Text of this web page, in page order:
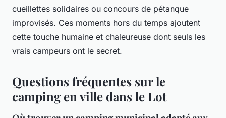
cueillettes solidaires ou concours de pétanque
improvisés. Ces moments hors du temps ajoutent
cette touche humaine et chaleureuse dont seuls les
vrais campeurs ont le secret.
Questions fréquentes sur le
camping en ville dans le Lot